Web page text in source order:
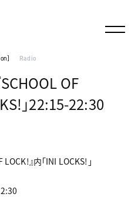
Radio
OF
」22:15-22:30
』内「INI LOCKS!」